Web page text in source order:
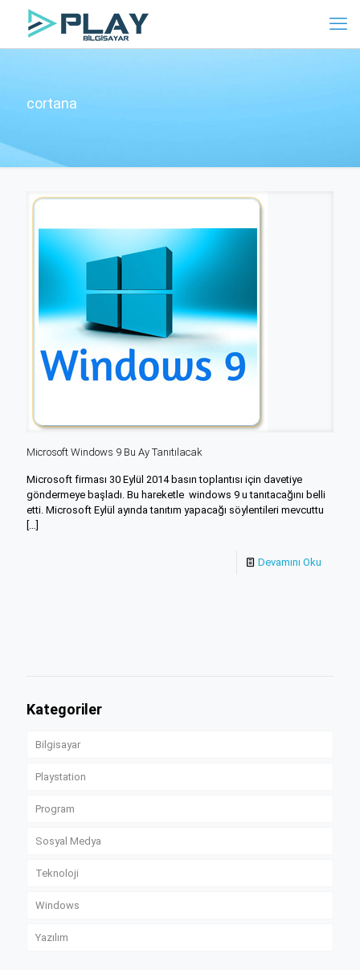
cortana
Microsoft Windows 9 Bu Ay Tanıtılacak
Microsoft firması 30 Eylül 2014 basın toplantısı için davetiye
göndermeye başladı. Bu hareketle windows 9 u tanıtacağını belli
etti. Microsoft Eylül ayında tanıtım yapacağı söylentileri mevcuttu
Devamını Oku
Kategoriler
Bilgisayar
Playstation
Program
Sosyal Medya
Teknoloji
Windows
Yazılım